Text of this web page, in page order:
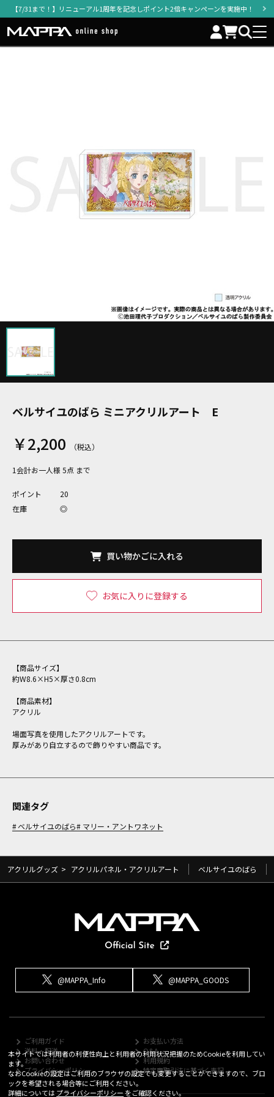
【7/31まで！】リニューアル1周年を記念しポイント2倍キャンペーンを実施中！
ベルサイユのばら ミニアクリルアート E
￥2,200
1会計お一人様 5点 まで
ポイント
20
在庫
◎
買い物かごに入れる
お気に入りに登録する
【商品サイズ】
約W8.6×H5×厚さ0.8cm
【商品素材】
アクリル
場面写真を使用したアクリルアートです。
厚みがあり自立するので飾りやすい商品です。
関連タグ
ベルサイユのばら マリー・アントワネット
アクリルグッズ > アクリルパネル・アクリルアート ベルサイユのばら
@MAPPA_Info @MAPPA_GOODS
ご利用ガイド
お支払い方法
送料・配送
Q&A
お問い合わせ
利用規約
プライバシーポリシー
特定商取引法に基づく表記
本サイトでは利用者の利便性向上と利用者の利用状況把握のためCookieを利用してい
ます。
なおCookieの設定はご利用のブラウザの設定でも変更することができますので、ブロ
ックを希望される場合等にご利用ください。
詳細についてはプライバシーポリシーをご確認ください。